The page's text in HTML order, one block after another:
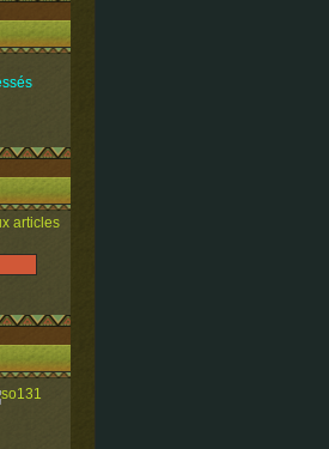
articles